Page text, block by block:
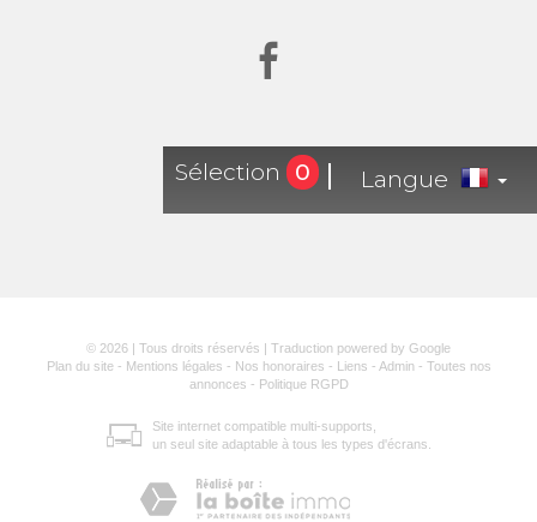
Sélection 0 Langue
© 2026 | Tous droits réservés | Traduction powered by Google
Plan du site- Mentions légales - Nos honoraires - Liens - Admin- Toutes nos
annonces - Politique RGPD
Site internet compatible multi-supports,
un seul site adaptable à tous les types d'écrans.